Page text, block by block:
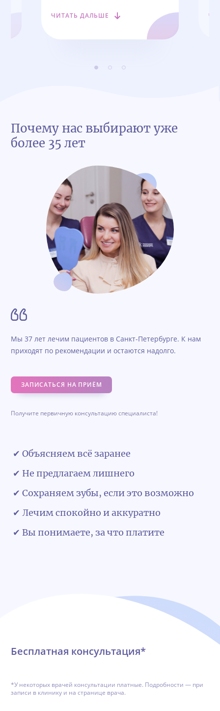
быстро, эстетика на высоте.
Спасибо клинике «Стоматология
Комфорта»!
ЧИТАТЬ ДАЛЬШЕ
Почему нас выбирают уже
более 35 лет
Мы 37 лет лечим пациентов в Санкт-Петербурге. К нам
приходят по рекомендации и остаются надолго.
ЗАПИСАТЬСЯ НА ПРИЁМ
Получите первичную консультацию специалиста!
✔ Объясняем всё заранее
✔ Не предлагаем лишнего
✔ Сохраняем зубы, если это возможно
✔ Лечим спокойно и аккуратно
✔ Вы понимаете, за что платите
Бесплатная консультация*
*У некоторых врачей консультации платные. Подробности — при
записи в клинику и на странице врача.